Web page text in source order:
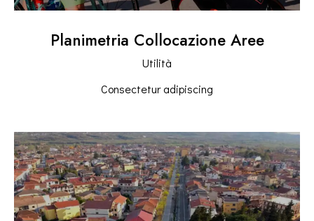
Planimetria Collocazione Aree
Utilità
Consectetur adipiscing